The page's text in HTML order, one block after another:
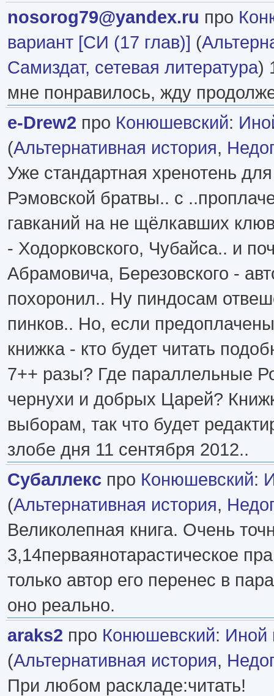
nosorog79@yandex.ru про
вариант [СИ (17 глав)] (
Самиздат, сетевая литература)
мне понравилось, жду
e-Drew2 про Конюшевский:
(Альтернативная история,
Уже стандартная хренотень
Рэмовской братвы.. с
гавканий на не щёлкавших
- Ходорковского, Чубайса.. и
Абрамовича, Березовского -
похоронил.. Ну пиндосам
пинков.. Но, если
книжка - кто будет читать
7++ разы? Где параллельные
чернухи и добрых Царей?
выборам, так что будет
злобе дня 11 сентября 2012..
Субаллекс про Конюшевский:
(Альтернативная история,
Великолепная книга. Очень
3,14перваянотарастическое
только автор его перенес в
оно реально.
araks2 про Конюшевский: Иной
(Альтернативная история,
При любом раскладе:читать!